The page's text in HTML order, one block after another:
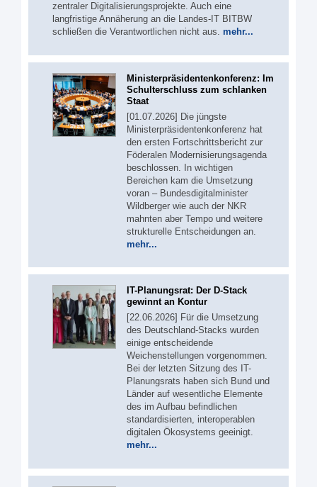
zentraler Digitalisierungsprojekte. Auch eine
langfristige Annäherung an die Landes-IT BITBW
schließen die Verantwortlichen nicht aus. mehr...
Ministerpräsidentenkonferenz: Im
Schulterschluss zum schlanken
Staat
[01.07.2026] Die jüngste
Ministerpräsidentenkonferenz hat
den ersten Fortschrittsbericht zur
Föderalen Modernisierungsagenda
beschlossen. In wichtigen
Bereichen kam die Umsetzung
voran – Bundesdigitalminister
Wildberger wie auch der NKR
mahnten aber Tempo und weitere
strukturelle Entscheidungen an.
mehr...
IT-Planungsrat: Der D-Stack
gewinnt an Kontur
[22.06.2026] Für die Umsetzung
des Deutschland-Stacks wurden
einige entscheidende
Weichenstellungen vorgenommen.
Bei der letzten Sitzung des IT-
Planungsrats haben sich Bund und
Länder auf wesentliche Elemente
des im Aufbau befindlichen
standardisierten, interoperablen
digitalen Ökosystems geeinigt.
mehr...